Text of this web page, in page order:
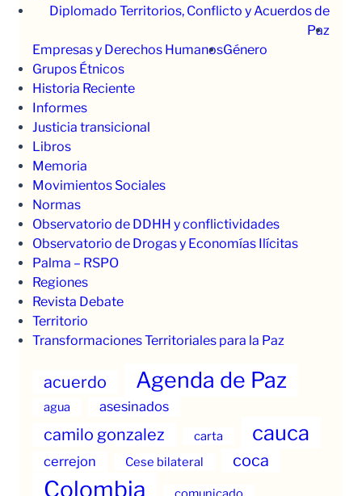
Diplomado Territorios, Conflicto y Acuerdos de
Paz
Empresas y Derechos HumanosGénero
Grupos Étnicos
Historia Reciente
Informes
Justicia transicional
Libros
Memoria
Movimientos Sociales
Normas
Observatorio de DDHH y conflictividades
Observatorio de Drogas y Economías Ilícitas
Palma – RSPO
Regiones
Revista Debate
Territorio
Transformaciones Territoriales para la Paz
acuerdo Agenda de Paz
agua asesinados
camilo gonzalez carta cauca
cerrejon Cese bilateral coca
Colombia